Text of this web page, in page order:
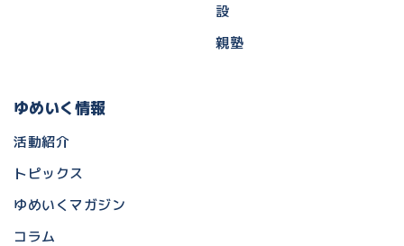
設
親塾
ゆめいく情報
活動紹介
トピックス
ゆめいくマガジン
コラム